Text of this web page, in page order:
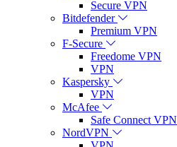
Secure VPN
Bitdefender
Premium VPN
F-Secure
Freedome VPN
VPN
Kaspersky
VPN
McAfee
Safe Connect VPN
NordVPN